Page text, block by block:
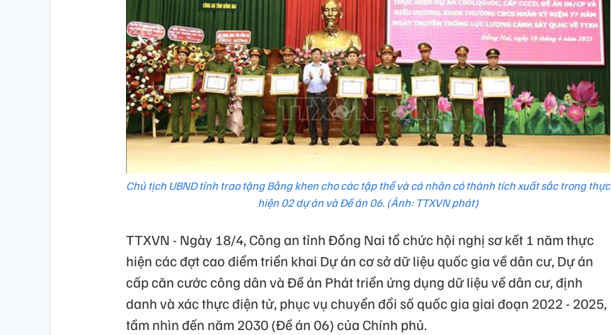
Chủ tịch UBND tỉnh trao tặng Bằng khen cho các tập thể và cá nhân có thành tích xuất sắc trong thực
hiện 02 dự án và Đề án 06. (Ảnh: TTXVN phát)
TTXVN - Ngày 18/4, Công an tỉnh Đồng Nai tổ chức hội nghị sơ kết 1 năm thực
hiện các đợt cao điểm triển khai Dự án cơ sở dữ liệu quốc gia về dân cư, Dự án
cấp căn cước công dân và Đề án Phát triển ứng dụng dữ liệu về dân cư, định
danh và xác thực điện tử, phục vụ chuyển đổi số quốc gia giai đoạn 2022 - 2025,
tầm nhìn đến năm 2030 (Đề án 06) của Chính phủ.